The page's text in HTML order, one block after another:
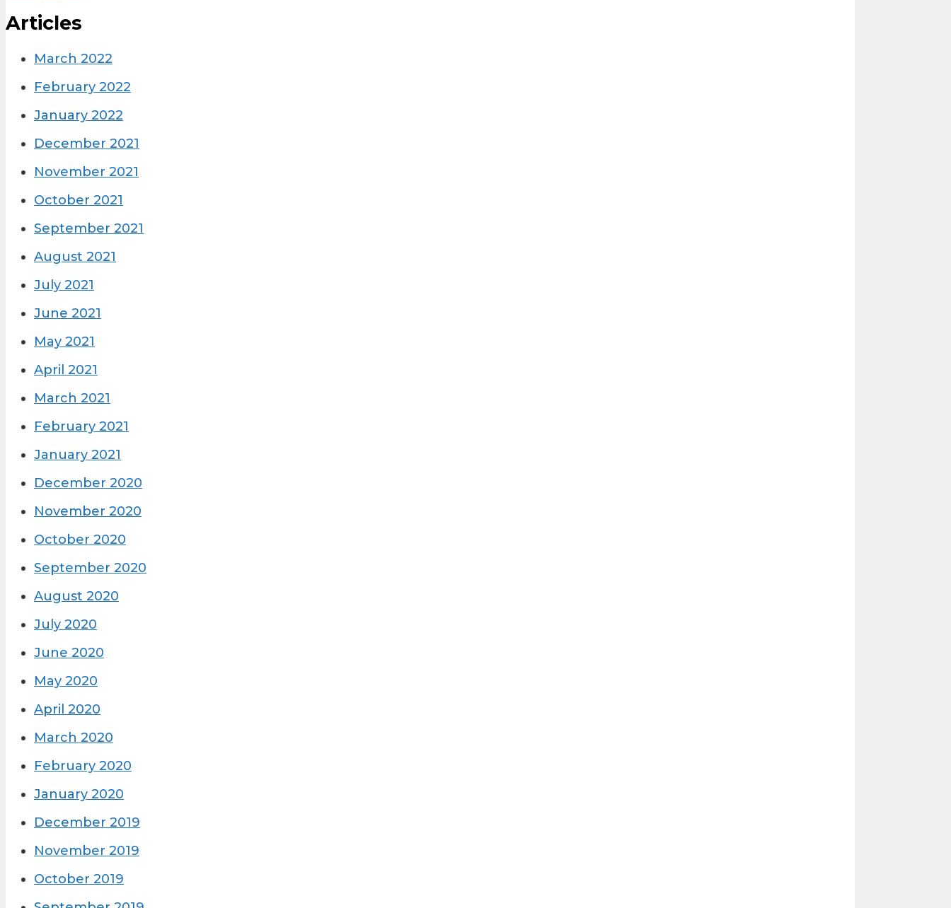
Articles
March 2022
February 2022
January 2022
December 2021
November 2021
October 2021
September 2021
August 2021
July 2021
June 2021
May 2021
April 2021
March 2021
February 2021
January 2021
December 2020
November 2020
October 2020
September 2020
August 2020
July 2020
June 2020
May 2020
April 2020
March 2020
February 2020
January 2020
December 2019
November 2019
October 2019